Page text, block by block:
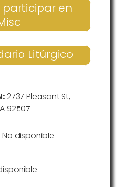
participar en
Litúrgico
2737 Pleasant St,
92507
No disponible